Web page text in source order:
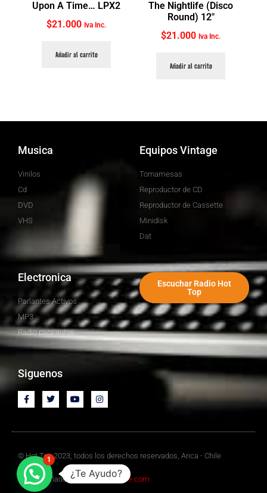
Upon A Time… LPX2
$21.000 Iva Inc.
Añadir al carrito
The Nightlife (Disco
Round) 12″
$21.000 Iva Inc.
Añadir al carrito
Musica
Vinilos
Cd
DVD
VHS
Equipos Vintage
Tornamesas
Reproductor de CD
Reproductor de Cassette
Minidisk
Dat
Electronica
Parlantes Activos
MP3
Radio para autos
Escuchar Radio Hot
Top
Siguenos
© Hot Top 2023, todos los derechos reservados, Arica - Chile
Sitio Diseñado por Mediawebchile.com
¿Te Ayudo?
1